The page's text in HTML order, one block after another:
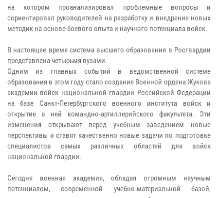
на котором проанализировал проблемные вопросы и
сориентировал руководителей на разработку и внедрение новых
методик на основе боевого опыта и научного потенциала войск.
В настоящее время система высшего образования в Росгвардии
представлена четырьмя вузами.
Одним из главных событий в ведомственной системе
образования в этом году стало создание Военной ордена Жукова
академии войск национальной гвардии Российской Федерации
на базе Санкт-Петербургского военного института войск и
открытие в ней командно-артиллерийского факультета. Эти
изменения открывают перед учебным заведением новые
перспективы и ставят качественно новые задачи по подготовке
специалистов самых различных областей для войск
национальной гвардии.
Сегодня военная академия, обладая огромным научным
потенциалом, современной учебно-материальной базой,